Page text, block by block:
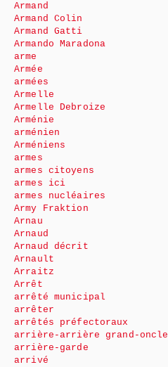
Armand
Armand Colin
Armand Gatti
Armando Maradona
arme
Armée
armées
Armelle
Armelle Debroize
Arménie
arménien
Arméniens
armes
armes citoyens
armes ici
armes nucléaires
Army Fraktion
Arnau
Arnaud
Arnaud décrit
Arnault
Arraitz
Arrêt
arrêté municipal
arrêter
arrêtés préfectoraux
arrière-arrière grand-oncle
arrière-garde
arrivé